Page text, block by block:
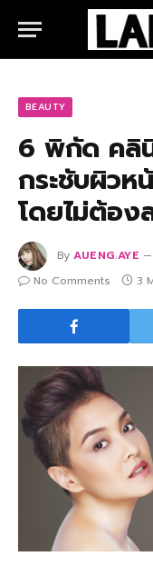
BEAUTY
6 พิกัด คลิ
กระชับผิวห
โดยไม่ต้อง
By AUENG.AYE
No Comments
3